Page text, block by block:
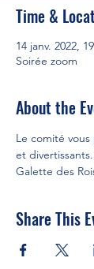
Time &
14 janv. 2022,
Soirée zoom
About the
Le comité
et
Galette des
Share This